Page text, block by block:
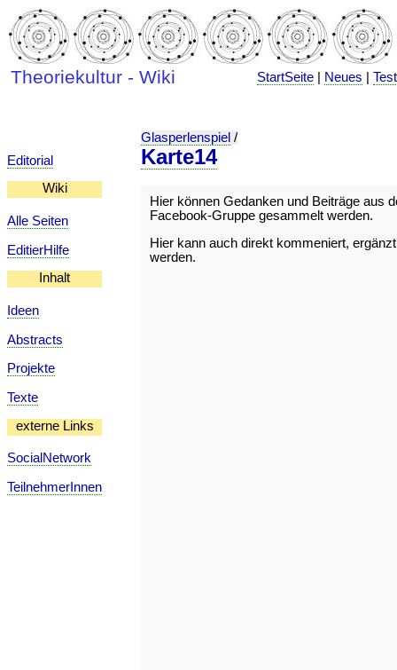
Theoriekultur - Wiki StartSeite Neues |
Editorial
Wiki
Alle Seiten
EditierHilfe
Inhalt
Ideen
Abstracts
Projekte
Texte
externe Links
SocialNetwork
TeilnehmerInnen
Glasperlenspiel /
Karte14
Hier können Gedanken und Beiträge aus
Facebook-Gruppe gesammelt werden.
Hier kann auch direkt kommeniert,
werden.